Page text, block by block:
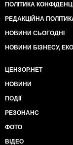
ПОЛІТИКА
РЕДАКЦІЙНА
НОВИНИ СЬОГОДНІ
НОВИНИ БІЗНЕСУ,
ЦЕНЗОР.НЕТ
НОВИНИ
ПОДІЇ
РЕЗОНАНС
ФОТО
ВІДЕО